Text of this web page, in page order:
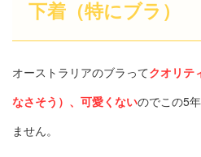
下着（特にブラ）
オーストラリアのブラってクオリテ
なさそう）、可愛くないのでこの5
ません。